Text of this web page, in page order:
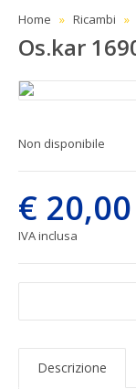
Home Ricambi
Os.kar
Non disponibile
€ 20,00
IVA inclusa
Descrizione